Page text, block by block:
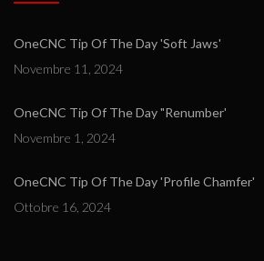
OneCNC Tip Of The Day 'Soft Jaws'
Novembre 11, 2024
OneCNC Tip Of The Day "Renumber'
Novembre 1, 2024
OneCNC Tip Of The Day 'Profile Chamfer'
Ottobre 16, 2024